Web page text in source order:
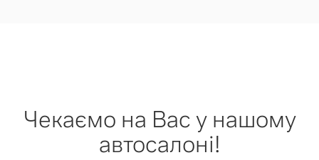
Чекаємо на Вас у нашому
автосалоні!